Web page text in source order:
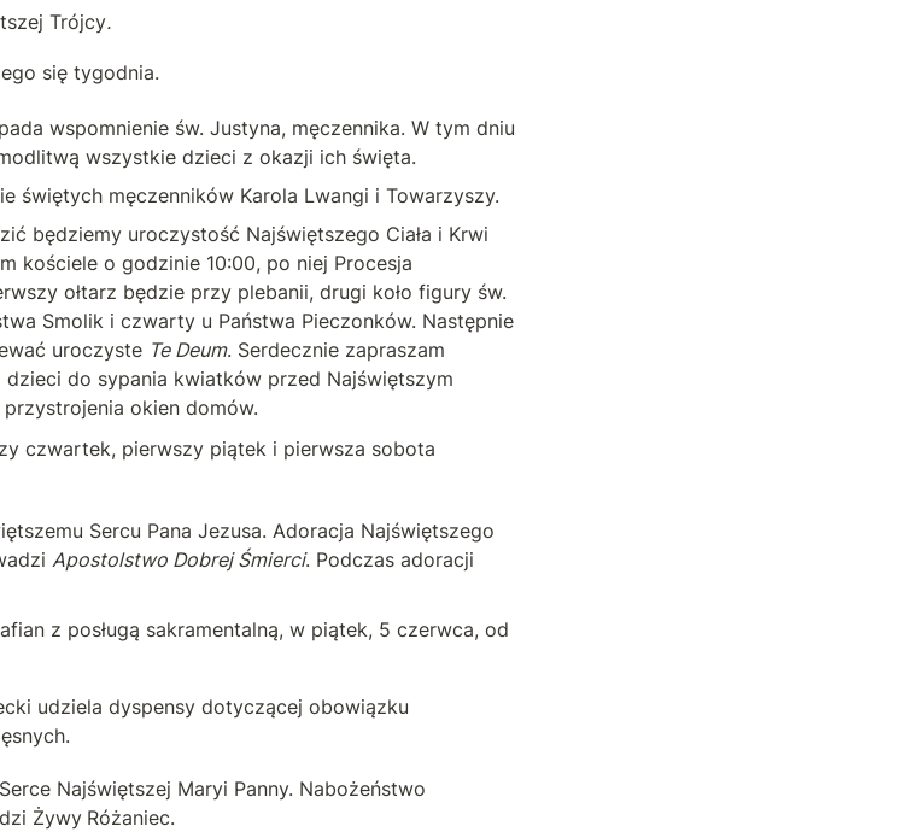
Trójcy.
się tygodnia.
wspomnienie św. Justyna, męczennika. W tym dniu
wszystkie dzieci z okazji ich święta.
świętych męczenników Karola Lwangi i Towarzyszy.
będziemy uroczystość Najświętszego Ciała i Krwi
kościele o godzinie 10:00, po niej Procesja
ołtarz będzie przy plebanii, drugi koło figury św.
Smolik i czwarty u Państwa Pieczonków. Następnie
uroczyste Te Deum. Serdecznie zapraszam
dzieci do sypania kwiatków przed Najświętszym
przystrojenia okien domów.
czwartek, pierwszy piątek i pierwsza sobota
Sercu Pana Jezusa. Adoracja Najświętszego
Apostolstwo Dobrej Śmierci. Podczas adoracji
z posługą sakramentalną, w piątek, 5 czerwca, od
udziela dyspensy dotyczącej obowiązku
Najświętszej Maryi Panny. Nabożeństwo
Żywy Różaniec.